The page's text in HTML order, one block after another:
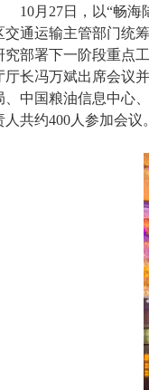
月27日，以“畅海陆
交通运输主管部门统
究部署下一阶段重点
厅长冯万斌出席会议
、中国粮油信息中心
人共约400人参加会议。